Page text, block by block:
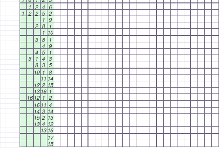
1 2 4 6
1 2 2 5 2
1 9
2 8
1
1 10
3 8
1
4 9
4 5
1
5
1 4 3
8 3 5
10 1 8
11 14
12 2 15
13 16 1
16 12 1 2
16 11 4
14 3 14
15 2 13
13 4 12
13 16
17
15